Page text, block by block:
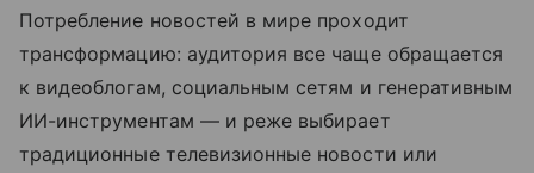
Потребление новостей в мире проходит
трансформацию: аудитория все чаще обращается
к видеоблогам, социальным сетям и генеративным
ИИ-инструментам — и реже выбирает
традиционные телевизионные новости или